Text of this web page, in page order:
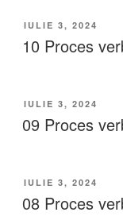
IULIE 3, 2024
10 Proces
IULIE 3, 2024
09 Proces
IULIE 3, 2024
08 Proces